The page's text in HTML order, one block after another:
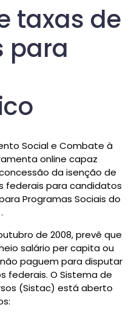
taxas de
para
Social e Combate à
online capaz
da isenção de
federais para candidatos
Programas Sociais do
de 2008, prevê que
salário per capita ou
paguem para disputar
federais. O Sistema de
(Sistac) está aberto